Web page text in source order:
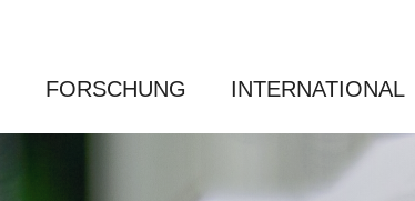
FORSCHUNG INTERNATIONAL